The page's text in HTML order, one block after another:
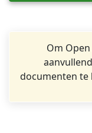
Om
documenten te